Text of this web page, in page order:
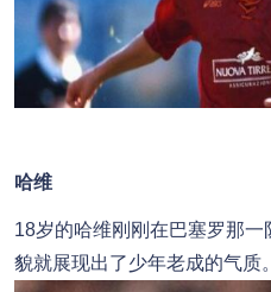
哈维
18岁的哈维刚刚在巴塞罗那
貌就展现出了少年老成的气质。